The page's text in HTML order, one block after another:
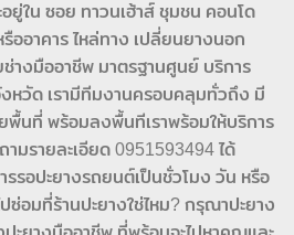
ยู่ใน ซอย ทาวนเฮ้าส์ ชุมชน คอนโด
ออาคาร ไหล่ทาง เปลี่ยนยางนอก
างมืออาชีพ มาตรฐานศูนย์ บริการ
หวัด เรามีทีมงานครอบคลุมทั่วถึง มี
พื้นที่ พร้อมลงพื้นทีเราพร้อมให้บริการ
มรายละเอียด 0951593494 ได้
รอปะยางรถยนต์เป็นชั่วโมง วัน หรือ
ซ่อมที่ร้านปะยางใช่ไหม? กรุณาปะยาง